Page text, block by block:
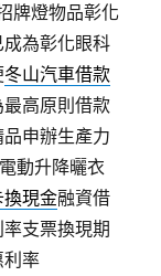
牌燈物品彰化
成為彰化眼科
冬山汽車借款
高原則借款
申辦生產力
動升降曬衣
換現金融資借
支票換現期
利率